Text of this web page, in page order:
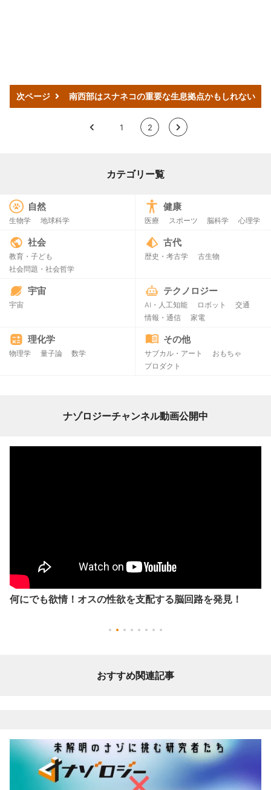
次ページ 南西部はスナネコの重要な生息拠点かもしれない
< 1 2 >
カテゴリー覧
自然
生物学 地球科学
健康
医療 スポーツ 脳科学 心理学
社会
教育・子ども
社会問題・社会哲学
古代
歴史・考古学 古生物
宇宙
宇宙
テクノロジー
AI・人工知能 ロボット
交通
情報・通信
家電
理化学
物理学 量子論 数学
その他
サブカル・アート
おもちゃ
プロダクト
ナゾロジーチャンネル動画公開中
何にでも欲情！オスの性欲を支配する脳回路を発見！
おすすめ関連記事